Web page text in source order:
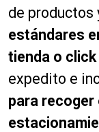
de productos
estándares
tienda o
expedito e
para